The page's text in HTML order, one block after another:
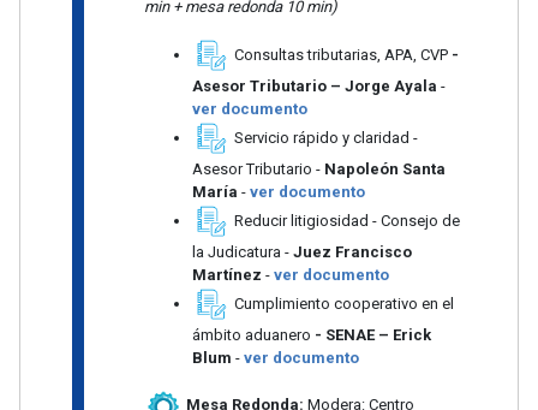
min + mesa redonda 10 min)
Consultas tributarias, APA, CVP -
Asesor Tributario – Jorge Ayala -
ver documento
Servicio rápido y claridad -
Asesor Tributario -Napoleón Santa
María - ver documento
Reducir litigiosidad - Consejo de
la Judicatura -Juez Francisco
Martínez - ver documento
Cumplimiento cooperativo en el
ámbito aduanero - SENAE – Erick
Blum - ver documento
Mesa Redonda: Modera: Centro